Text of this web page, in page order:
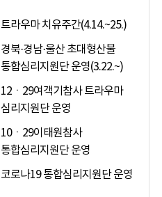
트라우마 치유주간(4.14.~25.)
경북·경남·울산 초대형산불
통합심리지원단 운영(3.22.~)
12ㆍ29여객기참사 트라우마
심리지원단 운영
10ㆍ29이태원참사
통합심리지원단 운영
코로나19 통합심리지원단 운영